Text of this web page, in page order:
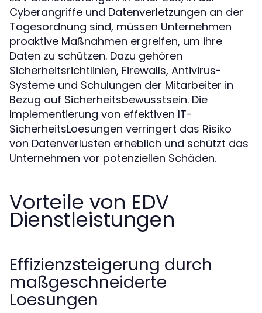
Cyberangriffe und Datenverletzungen an der
Tagesordnung sind, müssen Unternehmen
proaktive Maßnahmen ergreifen, um ihre
Daten zu schützen. Dazu gehören
Sicherheitsrichtlinien, Firewalls, Antivirus-
Systeme und Schulungen der Mitarbeiter in
Bezug auf Sicherheitsbewusstsein. Die
Implementierung von effektiven IT-
SicherheitsLoesungen verringert das Risiko
von Datenverlusten erheblich und schützt das
Unternehmen vor potenziellen Schäden.
Vorteile von EDV
Dienstleistungen
Effizienzsteigerung durch
maßgeschneiderte
Loesungen